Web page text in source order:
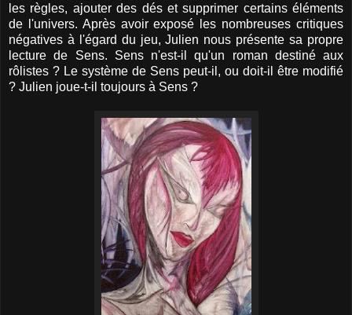
les règles, ajouter des dés et supprimer certains éléments
de l'univers. Après avoir exposé les nombreuses critiques
négatives à l'égard du jeu, Julien nous présente sa propre
lecture de Sens. Sens n'est-il qu'un roman destiné aux
rôlistes ? Le système de Sens peut-il, ou doit-il être modifié
? Julien joue-t-il toujours à Sens ?